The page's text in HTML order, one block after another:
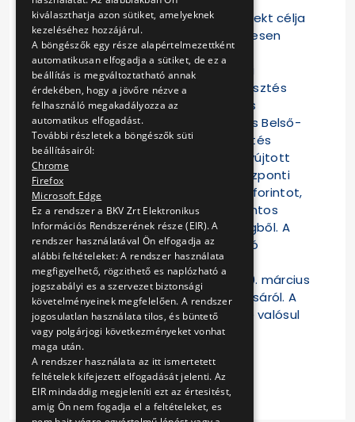
megteremtése" - elnevezésű projekt célja
egy egységes, menetrendileg teljesen
összehangolt, észak-déli irányban
átszállás nélkül használható budai
villamoshálózat kialakítása. A fejlesztés
első, több mint 6,5 milliárd forintos
költségvetésű üteme az Óbuda és Belső-
Buda közötti villamos-összeköttetés
fejlesztését célozza. Az EU által nyújtott
támogatás 4,6 milliárd forint, a központi
költségvetés több mint 800 millió forintot,
a BKV pedig 17%-os, 1,1 milliárd forintos
önrészt finanszíroz a teljes összegből. A
beadott pályázatot az NFÜ - Bíráló
Bizottsága 2008. október 10-én
jóváhagyta, a kormány pedig 2009. március
4-én döntött a projekt támogatásáról. A
kivitelezés várhatóan 2010. végére valósul
meg.
Tovább
kiválaszthatja azon sütiket, amelyeknek
kezeléséhez hozzájárul.
A böngészők egy része alapértelmezettként
automatikusan elfogadja a sütiket, de ez a
beállítás is megváltoztatható annak
érdekében, hogy a jövőre nézve a
felhasználó megakadályozza az
automatikus elfogadást.
További részletek a böngészők süti
beállításairól:
Chrome
Firefox
Microsoft Edge
Ez a rendszer a BKV Zrt Elektronikus
Információs Rendszerének része (EIR). A
rendszer használatával Ön elfogadja az
alábbi feltételeket: A rendszer használata
megfigyelhető, rögzithető es naplózható a
jogszabályi es a szervezet biztonsági
követelményeinek megfelelően. A rendszer
jogosulatlan használata tilos, és büntető
vagy polgárjogi következményeket vonhat
maga után.
A rendszer használata az itt ismertetett
feltételek kifejezett elfogadását jelenti. Az
EIR mindaddig megjeleníti ezt az értesitést,
amig Ön nem fogadja el a feltételeket, es